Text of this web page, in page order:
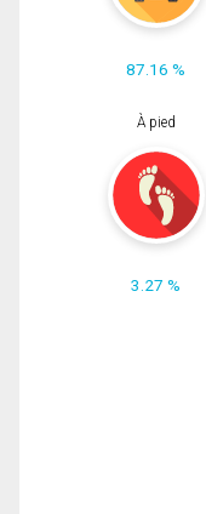
87.16 %
À pied
3.27 %